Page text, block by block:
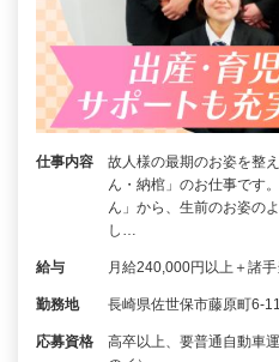
仕事内容
故人様の最期のお姿を整
ん・納棺」のお仕事です
ん」から、生前のお姿の
し…
給与 月給240,000円以上＋諸手
勤務地 長崎県佐世保市藤原町6-
応募資格
高卒以上、要普通自動車